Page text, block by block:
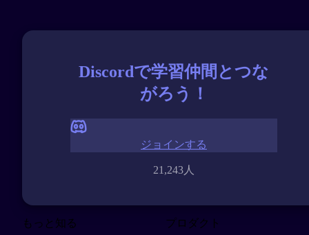
Discordで学習仲間とつな
がろう！
21,243人
ジョインする
もっと知る プロダクト